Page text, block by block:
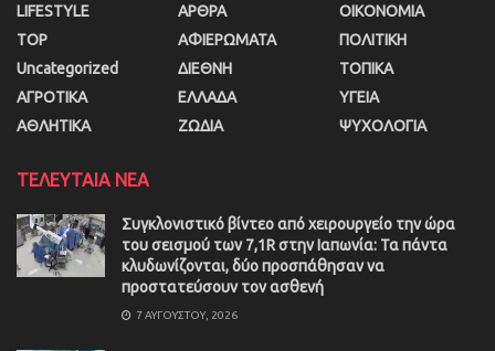
LIFESTYLE
TOP
Uncategorized
ΑΓΡΟΤΙΚΑ
ΑΘΛΗΤΙΚΑ
ΑΡΘΡΑ
ΑΦΙΕΡΩΜΑΤΑ
ΔΙΕΘΝΗ
ΕΛΛΑΔΑ
ΖΩΔΙΑ
ΟΙΚΟΝΟΜΙΑ
ΠΟΛΙΤΙΚΗ
ΤΟΠΙΚΑ
ΥΓΕΙΑ
ΨΥΧΟΛΟΓΙΑ
ΤΕΛΕΥΤΑΙΑ ΝΕΑ
Συγκλονιστικό βίντεο από χειρουργείο την ώρα
του σεισμού των 7,1R στην Ιαπωνία: Τα πάντα
κλυδωνίζονται, δύο προσπάθησαν να
προστατεύσουν τον ασθενή
7 ΑΥΓΟΎΣΤΟΥ, 2026